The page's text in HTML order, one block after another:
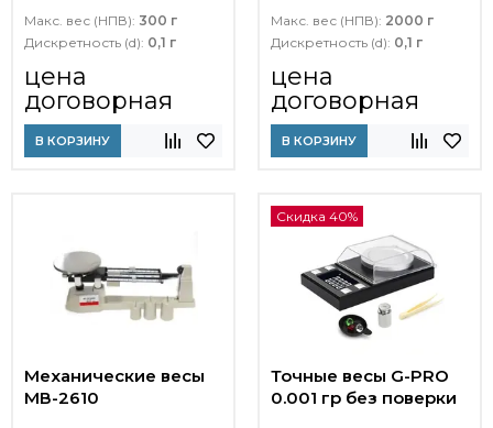
Макс. вес (НПВ): 300 г
Дискретность (d): 0,1 г
цена
договорная
В КОРЗИНУ
Макс. вес (НПВ): 2000 г
Дискретность (d): 0,1 г
цена
договорная
В КОРЗИНУ
Механические весы
МВ-2610
Скидка 40%
Точные весы G-PRO
0.001 гр без поверки